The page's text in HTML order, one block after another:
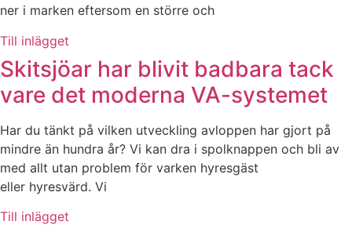
ner i marken eftersom en större och
Till inlägget
Skitsjöar har blivit badbara tack
vare det moderna VA-systemet
Har du tänkt på vilken utveckling avloppen har gjort på
mindre än hundra år? Vi kan dra i spolknappen och bli av
med allt utan problem för varken hyresgäst
eller hyresvärd. Vi
Till inlägget